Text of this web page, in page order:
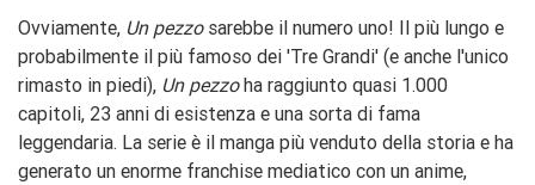
Ovviamente, Un pezzosarebbe il numero uno! Il più lungo e
probabilmente il più famoso dei 'Tre Grandi' (e anche l'unico
rimasto in piedi), Un pezzoha raggiunto quasi 1.000
capitoli, 23 anni di esistenza e una sorta di fama
leggendaria. La serie è il manga più venduto della storia e ha
generato un enorme franchise mediatico con un anime,